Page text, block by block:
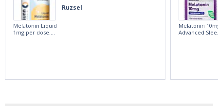
Ruzsel
Melatonin Liquid
1mg per dose.
Melatonin
Advanced